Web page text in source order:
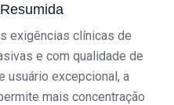
exigências clínicas de
e com qualidade de
usuário excepcional, a
mais concentração